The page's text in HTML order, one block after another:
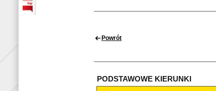
Powrót
PODSTAWOWE KIERUNKI